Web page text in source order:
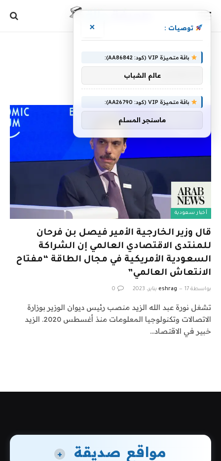
أخبار سعودية
قال وزير الخارجية الأمير فيصل بن فرحان
للمنتدى الاقتصادي العالمي إن الشراكة
السعودية الأمريكية في مجال الطاقة “مفتاح
الانتعاش العالمي”
بواسطة eshrag 17 يناير، 2023 0
تشغل نورة عبد الله الزيد منصب رئيس ديوان الوزير بوزارة
الاتصالات وتكنولوجيا المعلومات منذ أغسطس 2020. الزيد
خبير في الاقتصاد…
مواقع صديقة +
توصيات : ×
باقة متميزة VIP (كود: AA86842):
عالم الشباب
باقة متميزة VIP (كود: AA26790):
ماسنجر المسلم